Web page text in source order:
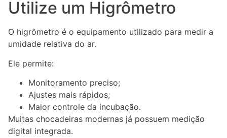
Utilize um Higrômetro
O higrômetro é o equipamento utilizado para medir a
umidade relativa do ar.
Ele permite:
Monitoramento preciso;
Ajustes mais rápidos;
Maior controle da incubação.
Muitas chocadeiras modernas já possuem medição
digital integrada.